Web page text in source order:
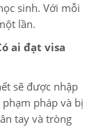
sinh. Với mỗi
lần.
ai đạt visa
sẽ được nhập
pháp và bị
tay và tròng